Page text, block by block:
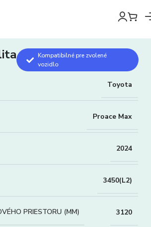
Kompatibilné pre zvolené
vozidlo
Toyota
Proace Max
2024
3450(L2)
PRIESTORU (MM) 3120